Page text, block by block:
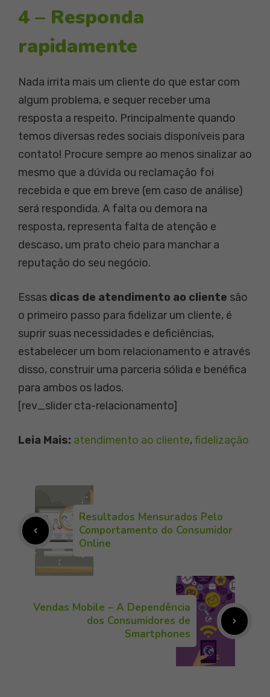
4 – Responda
rapidamente
Nada irrita mais um cliente do que estar com
algum problema, e sequer receber uma
resposta a respeito. Principalmente quando
temos diversas redes sociais disponíveis para
contato! Procure sempre ao menos sinalizar ao
mesmo que a dúvida ou reclamação foi
recebida e que em breve (em caso de análise)
será respondida. A falta ou demora na
resposta, representa falta de atenção e
descaso, um prato cheio para manchar a
reputação do seu negócio.
Essas dicas de atendimento ao cliente são
o primeiro passo para fidelizar um cliente, é
suprir suas necessidades e deficiências,
estabelecer um bom relacionamento e através
disso, construir uma parceria sólida e benéfica
para ambos os lados.
[rev_slider cta-relacionamento]
Leia Mais: atendimento ao cliente, fidelização
Resultados Mensurados Pelo
Comportamento do Consumidor
Online
Vendas Mobile – A Dependência
dos Consumidores de
Smartphones